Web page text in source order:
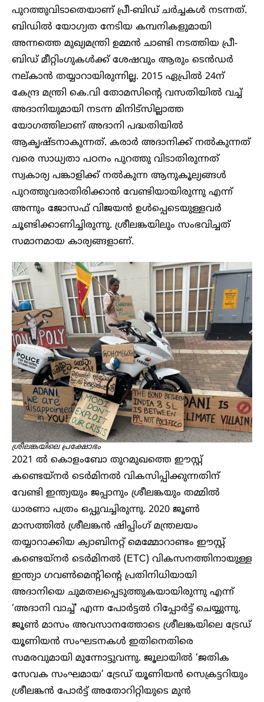
പുറത്തുവിടാതെയാണ് പ്രീ-ബിഡ് ചർച്ചകൾ നടന്നത്.
ബിഡിൽ യോഗ്യത നേടിയ കമ്പനികളുമായി
അന്നത്തെ മുഖ്യമന്ത്രി ഉമ്മൻ ചാണ്ടി നടത്തിയ പ്രീ-
ബിഡ് മീറ്റിംഗുകൾക്ക് ശേഷവും ആരും ടെൻഡർ
നല്കാൻ തയ്യാറായിരുന്നില്ല. 2015 ഏപ്രിൽ 24ന്
കേന്ദ്ര മന്ത്രി കെ.വി തോമസിന്റെ വസതിയിൽ വച്ച്
അദാനിയുമായി നടന്ന മിനിട്സില്ലാത്ത
യോഗത്തിലാണ് അദാനി പദ്ധതിയിൽ
ആകൃഷ്ടനാകുന്നത്. കരാർ അദാനിക്ക് നൽകുന്നത്
വരെ സാധ്യതാ പഠനം പുറത്തു വിടാതിരുന്നത്
സ്വകാര്യ പങ്കാളിക്ക് നൽകുന്ന ആനുകൂല്യങ്ങൾ
പുറത്തുവരാതിരിക്കാൻ വേണ്ടിയായിരുന്നു എന്ന്
അന്നും ജോസഫ് വിജയൻ ഉൾപ്പെടെയുള്ളവർ
ചൂണ്ടിക്കാണിച്ചിരുന്നു. ശ്രീലങ്കയിലും സംഭവിച്ചത്
സമാനമായ കാര്യങ്ങളാണ്.
ശ്രീലങ്കയിലെ പ്രക്ഷോഭം
2021 ൽ കൊളംബോ തുറമുഖത്തെ ഈസ്റ്റ്
കണ്ടെയ്നർ ടെർമിനൽ വികസിപ്പിക്കുന്നതിന്
വേണ്ടി ഇന്ത്യയും ജപ്പാനും ശ്രീലങ്കയും തമ്മിൽ
ധാരണാ പത്രം ഒപ്പുവച്ചിരുന്നു. 2020 ജൂൺ
മാസത്തിൽ ശ്രീലങ്കൻ ഷിപ്പിംഗ് മന്ത്രലയം
തയ്യാറാക്കിയ ക്യാബിനറ്റ് മെമ്മോറാണ്ടം ഈസ്റ്റ്
കണ്ടെയ്നർ ടെർമിനൽ (ETC) വികസനത്തിനായുള്ള
ഇന്ത്യാ ​ഗവൺമെന്റിന്റെ പ്രതിനിധിയായി
അദാനിയെ ചുമതലപ്പെടുത്തുകയായിരുന്നു എന്ന്
‘അദാനി വാച്ച്’ എന്ന പോർട്ടൽ റിപ്പോർട്ട് ചെയ്യുന്നു.
ജൂൺ മാസം അവസാനത്തോടെ ശ്രീലങ്കയിലെ ട്രേഡ്
യൂണിയൻ സംഘടനകൾ ഇതിനെതിരെ
സമരവുമായി മുന്നോട്ടുവന്നു. ജൂലായിൽ ‘ജതിക
സേവക സംഘമായ’ ട്രേഡ് യൂണിയൻ സെക്രട്ടറിയും
ശ്രീലങ്കൻ പോർട്ട് അതോറിറ്റിയുടെ മുൻ